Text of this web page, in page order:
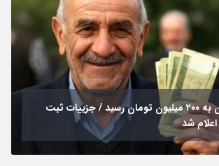
وام بازنشستگان به ۲۰۰ میلیون تومان رسید / جزییات ثبت